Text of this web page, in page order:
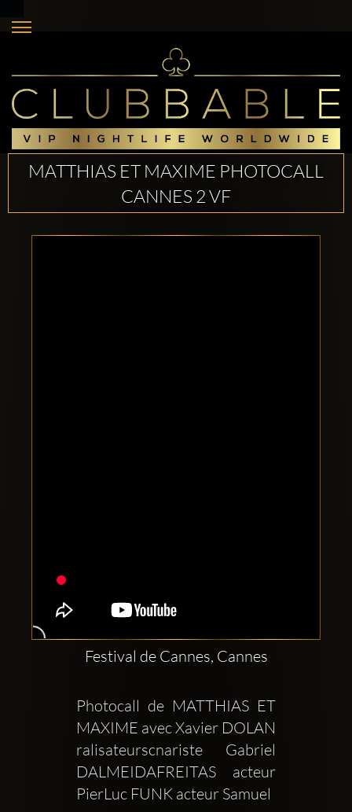
Clubbable:
MATTHIAS ET MAXIME PHOTOCALL
CANNES 2 VF
Festival de Cannes, Cannes
Photocall de MATTHIAS ET
MAXIME avec Xavier DOLAN
ralisateurscnariste Gabriel
DALMEIDAFREITAS acteur
PierLuc FUNK acteur Samuel